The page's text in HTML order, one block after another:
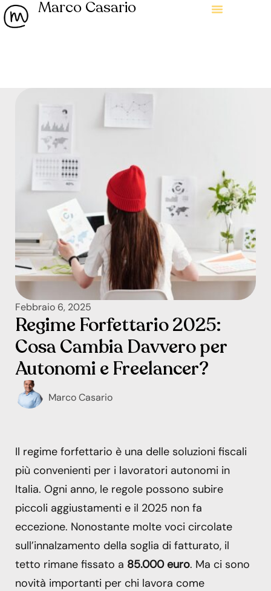
Marco Casario
Febbraio 6, 2025
Regime Forfettario 2025:
Cosa Cambia Davvero per
Autonomi e Freelancer?
Marco Casario
Il regime forfettario è una delle soluzioni fiscali
più convenienti per i lavoratori autonomi in
Italia. Ogni anno, le regole possono subire
piccoli aggiustamenti e il 2025 non fa
eccezione. Nonostante molte voci circolate
sull’innalzamento della soglia di fatturato, il
tetto rimane fissato a 85.000 euro. Ma ci sono
novità importanti per chi lavora come